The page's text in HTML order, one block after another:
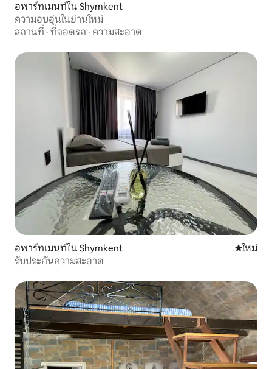
อพาร์ทเมนท์ใน Shymkent
ความอบอุ่นในย่านใหม่
สถานที่ · ที่จอดรถ · ความสะอาด
อพาร์ทเมนท์ใน Shymkent ที่พักใหม่
ใหม่
รับประกันความสะอาด